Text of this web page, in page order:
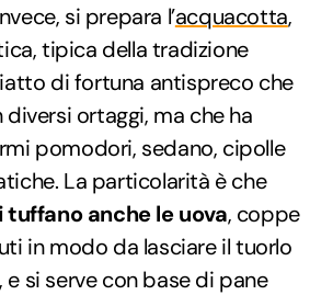
si prepara l’acquacotta,
tipica della tradizione
di fortuna antispreco che
ortaggi, ma che ha
pomodori, sedano, cipolle
La particolarità è che
tuffano anche le uova, coppe
in modo da lasciare il tuorlo
si serve con base di pane